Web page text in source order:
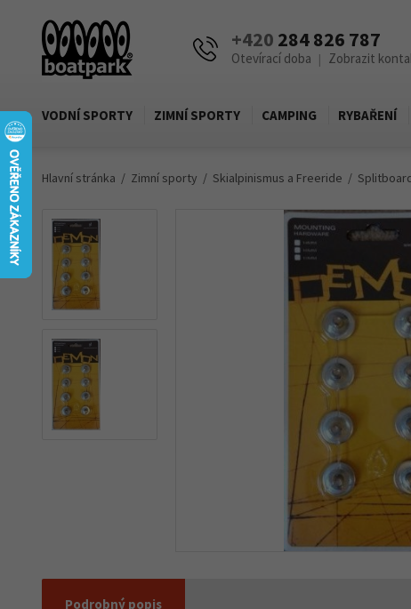
+420 284 826 787
Otevírací doba | Zobrazit
VODNÍ SPORTY ZIMNÍ SPORTY CAMPING RYBAŘENÍ
Hlavní stránka Zimní sporty Skialpinismus a Freeride
Podrobný popis